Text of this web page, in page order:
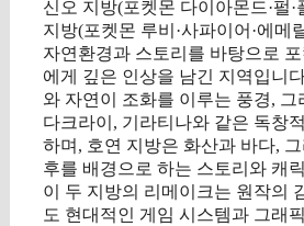
신오 지방(포켓몬 다이아몬드·펄·
지방(포켓몬 루비·사파이어·에메
자연환경과 스토리를 바탕으로
에게 깊은 인상을 남긴 지역입니
와 자연이 조화를 이루는 풍경, 그
다크라이, 기라티나와 같은 독창
하며, 호연 지방은 화산과 바다, 그
후를 배경으로 하는 스토리와 캐
이 두 지방의 리메이크는 원작의
도 현대적인 게임 시스템과 그래